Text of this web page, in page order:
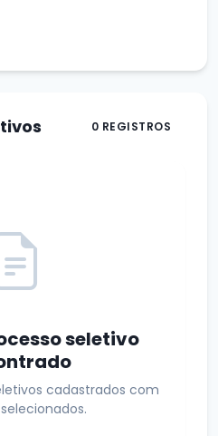
0 REGISTROS
seletivo
cadastrados com